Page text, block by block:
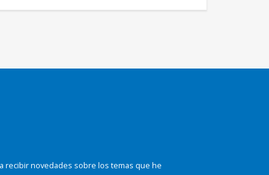
recibir novedades sobre los temas que he